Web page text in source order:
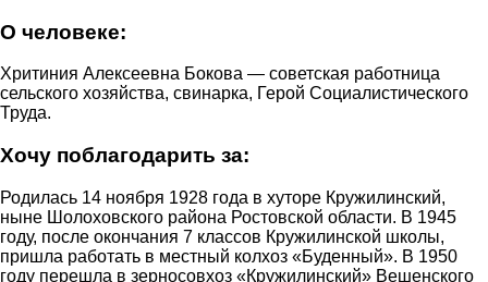
О человеке:
Хритиния Алексеевна Бокова — советская работница
сельского хозяйства, свинарка, Герой Социалистического
Труда.
Хочу поблагодарить за:
Родилась 14 ноября 1928 года в хуторе Кружилинский,
ныне Шолоховского района Ростовской области. В 1945
году, после окончания 7 классов Кружилинской школы,
пришла работать в местный колхоз «Буденный». В 1950
году перешла в зерносовхоз «Кружилинский» Вешенского